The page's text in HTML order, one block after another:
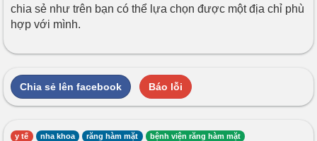
chia sẻ như trên bạn có thể lựa chọn được một địa chỉ phù
hợp với mình.
Chia sẻ lên facebook Báo lỗi
y tế nha khoa răng hàm mặt bệnh viện răng hàm mặt